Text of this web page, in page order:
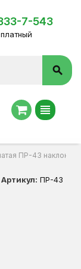
7-543
search
view_headline
ПР-43
Артикул: ПР-43